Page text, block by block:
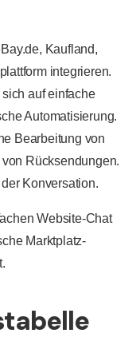
Kaufland,
integrieren.
auf einfache
Automatisierung.
Bearbeitung von
Rücksendungen.
Konversation.
Website-Chat
Marktplatz-